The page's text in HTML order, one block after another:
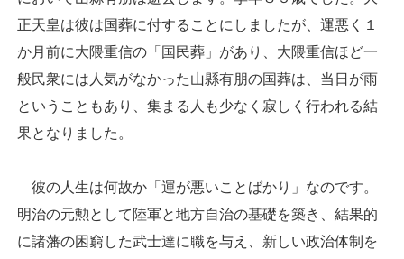
正天皇は彼は国葬に付することにしましたが、運悪く１
か月前に大隈重信の「国民葬」があり、大隈重信ほど一
般民衆には人気がなかった山縣有朋の国葬は、当日が雨
ということもあり、集まる人も少なく寂しく行われる結
果となりました。
彼の人生は何故か「運が悪いことばかり」なのです。
明治の元勲として陸軍と地方自治の基礎を築き、結果的
に諸藩の困窮した武士達に職を与え、新しい政治体制を